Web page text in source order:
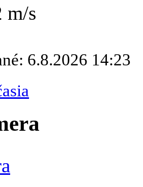
m/s
6.8.2026 14:23